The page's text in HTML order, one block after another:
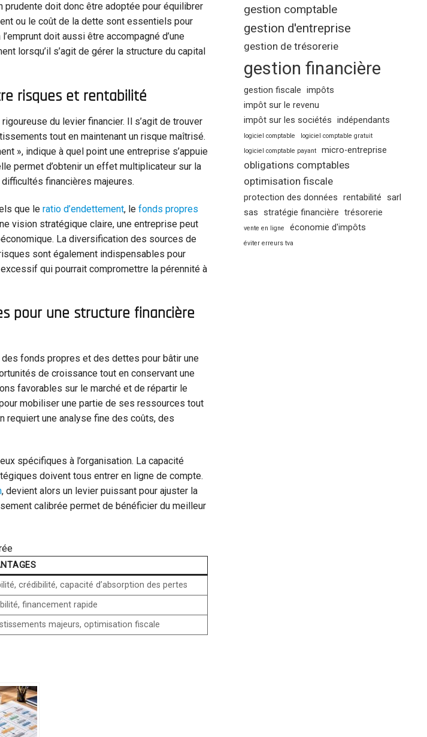
doit donc être adoptée pour équilibrer
ou le coût de la dette sont essentiels pour
doit aussi être accompagné d’une
lorsqu’il s’agit de gérer la structure du capital
risques et rentabilité
du levier financier. Il s’agit de trouver
tout en maintenant un risque maîtrisé.
», indique à quel point une entreprise s’appuie
permet d’obtenir un effet multiplicateur sur la
financières majeures.
que le ratio d’endettement, le fonds propres
vision stratégique claire, une entreprise peut
La diversification des sources de
sont également indispensables pour
qui pourrait compromettre la pérennité à
pour une structure financière
fonds propres et des dettes pour bâtir une
de croissance tout en conservant une
favorables sur le marché et de répartir le
mobiliser une partie de ses ressources tout
requiert une analyse fine des coûts, des
spécifiques à l’organisation. La capacité
doivent tous entrer en ligne de compte.
, devient alors un levier puissant pour ajuster la
calibrée permet de bénéficier du meilleur
crédibilité, capacité d’absorption des pertes
financement rapide
majeurs, optimisation fiscale
gestion comptable
gestion d'entreprise
gestion de trésorerie
gestion financière
gestion fiscale impôts
impôt sur le revenu
impôt sur les sociétés indépendants
logiciel comptable
logiciel comptable gratuit
logiciel comptable payant
micro-entreprise
obligations comptables
optimisation fiscale
protection des données rentabilité
sarl
sas
stratégie financière trésorerie
vente en ligne économie d'impôts
éviter erreurs tva